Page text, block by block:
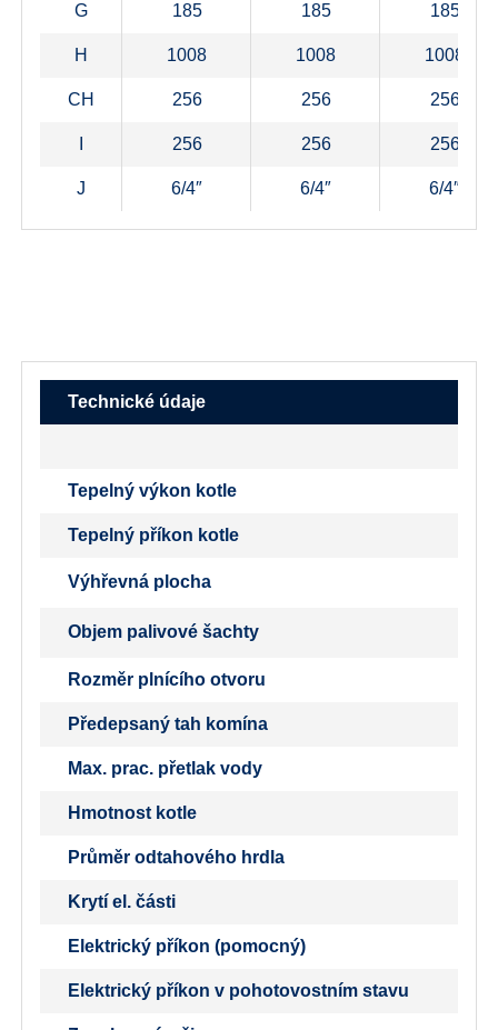
G 185 185 185
H 1008 1008 1008
CH 256 256 256
256 256 256
J 6/4″ 6/4″ 6/4″
Technické údaje
Tepelný výkon kotle
Tepelný příkon kotle
Výhřevná plocha
Objem palivové šachty
Rozměr plnícího otvoru
Předepsaný tah komína
Max. prac. přetlak vody
Hmotnost kotle
Průměr odtahového hrdla
Krytí el. části
Elektrický příkon (pomocný)
Elektrický příkon v pohotovostním stavu